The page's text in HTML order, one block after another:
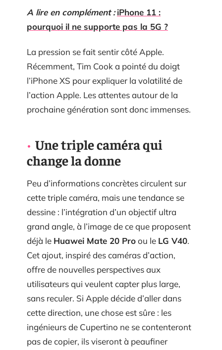
A lire en complément : iPhone 11 :
pourquoi il ne supporte pas la 5G ?
La pression se fait sentir côté Apple.
Récemment, Tim Cook a pointé du doigt
l’iPhone XS pour expliquer la volatilité de
l’action Apple. Les attentes autour de la
prochaine génération sont donc immenses.
Une triple caméra qui
change la donne
Peu d’informations concrètes circulent sur
cette triple caméra, mais une tendance se
dessine : l’intégration d’un objectif ultra
grand angle, à l’image de ce que proposent
déjà le Huawei Mate 20 Proou le LG V40.
Cet ajout, inspiré des caméras d’action,
offre de nouvelles perspectives aux
utilisateurs qui veulent capter plus large,
sans reculer. Si Apple décide d’aller dans
cette direction, une chose est sûre : les
ingénieurs de Cupertino ne se contenteront
pas de copier, ils viseront à peaufiner